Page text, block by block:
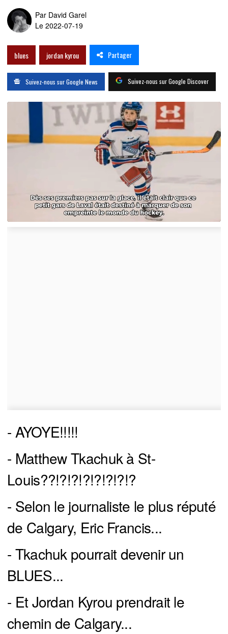
Par David Garel
Le 2022-07-19
blues jordan kyrou Partager
Suivez-nous sur Google News Suivez-nous sur Google Discover
- AYOYE!!!!!
- Matthew Tkachuk à St-
Louis??!?!?!?!?!?!?!?
- Selon le journaliste le plus réputé
de Calgary, Eric Francis...
- Tkachuk pourrait devenir un
BLUES...
- Et Jordan Kyrou prendrait le
chemin de Calgary...